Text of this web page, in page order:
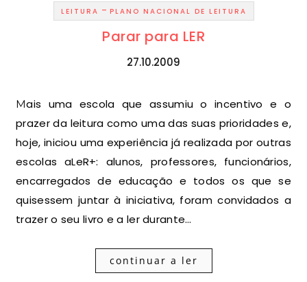
LEITURA - PLANO NACIONAL DE LEITURA
Parar para LER
27.10.2009
Mais uma escola que assumiu o incentivo e o
prazer da leitura como uma das suas prioridades e,
hoje, iniciou uma experiência já realizada por outras
escolas aLeR+: alunos, professores, funcionários,
encarregados de educação e todos os que se
quisessem juntar à iniciativa, foram convidados a
trazer o seu livro e a ler durante…
continuar a ler